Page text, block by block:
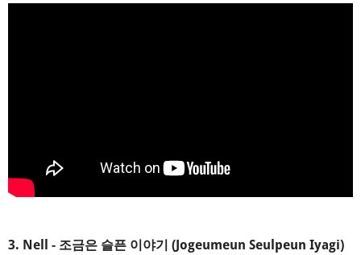
3. Nell - 조금은 슬픈 이야기 (Jogeumeun Seulpeun Iyagi)